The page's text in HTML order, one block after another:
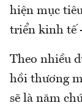
hiện mục
triển kinh tế
Theo nhiều
hồi thương
sẽ là năm